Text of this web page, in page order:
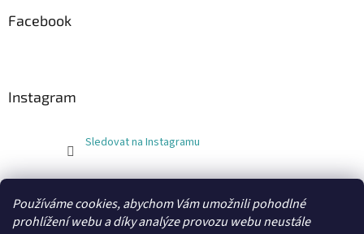
Používáme cookies, abychom Vám umožnili pohodlné
prohlížení webu a díky analýze provozu webu neustále
Facebook
Instagram
Sledovat na Instagramu